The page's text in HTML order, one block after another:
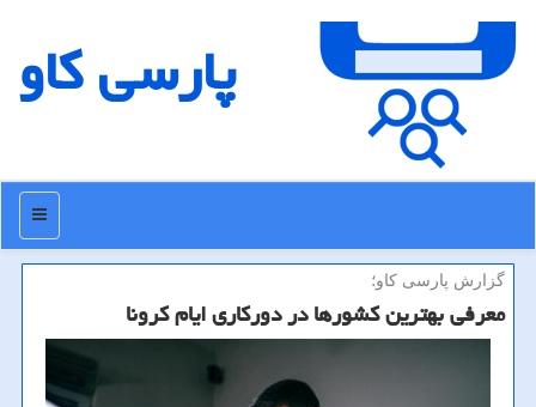
پارسی كاو
منو
گزارش پارسی كاو؛
معرفی بهترین كشورها در دوركاری ایام كرونا